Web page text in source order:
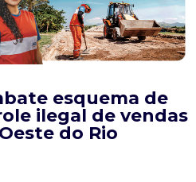
esquema de
ilegal de vendas
do Rio